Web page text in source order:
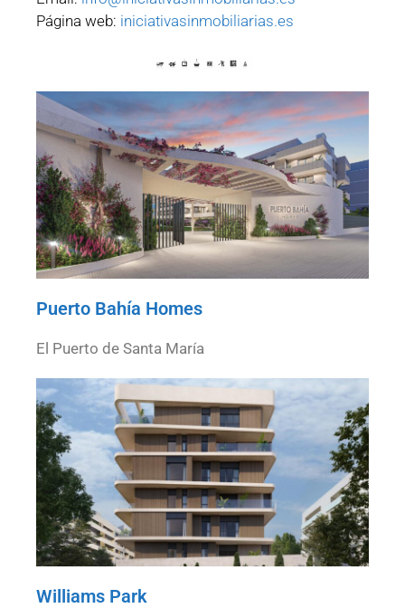
Página web: iniciativasinmobiliarias.es
Puerto Bahía Homes
El Puerto de Santa María
Williams Park